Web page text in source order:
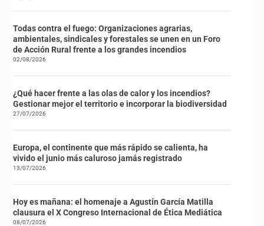
Todas contra el fuego: Organizaciones agrarias,
ambientales, sindicales y forestales se unen en un Foro
de Acción Rural frente a los grandes incendios
02/08/2026
¿Qué hacer frente a las olas de calor y los incendios?
Gestionar mejor el territorio e incorporar la biodiversidad
27/07/2026
Europa, el continente que más rápido se calienta, ha
vivido el junio más caluroso jamás registrado
13/07/2026
Hoy es mañana: el homenaje a Agustín García Matilla
clausura el X Congreso Internacional de Ética Mediática
08/07/2026